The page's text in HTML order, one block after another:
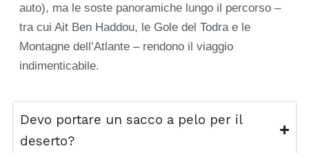
auto), ma le soste panoramiche lungo il percorso –
tra cui Ait Ben Haddou, le Gole del Todra e le
Montagne dell’Atlante – rendono il viaggio
indimenticabile.
Devo portare un sacco a pelo per il
deserto?